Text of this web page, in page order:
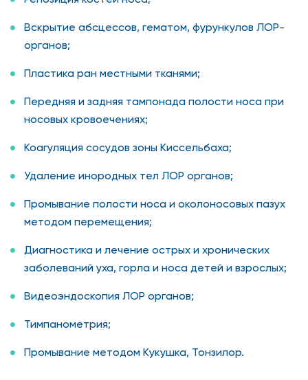
Вскрытие абсцессов, гематом, фурункулов ЛОР-
органов;
Пластика ран местными тканями;
Передняя и задняя тампонада полости носа при
носовых кровоечениях;
Коагуляция сосудов зоны Киссельбаха;
Удаление инородных тел ЛОР органов;
Промывание полости носа и околоносовых пазух
методом перемещения;
Диагностика и лечение острых и хронических
заболеваний уха, горла и носа детей и взрослых;
Видеоэндоскопия ЛОР органов;
Тимпанометрия;
Промывание методом Кукушка, Тонзилор.